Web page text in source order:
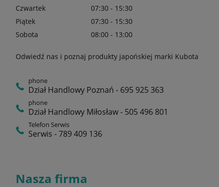
Czwartek
07:30 - 15:30
Piątek
07:30 - 15:30
Sobota
08:00 - 13:00
Odwiedź nas i poznaj produkty japońskiej marki Kubota
phone
Dział Handlowy Poznań - 695 925 363
phone
Dział Handlowy Miłosław - 505 496 801
Telefon Serwis
Serwis - 789 409 136
Nasza firma